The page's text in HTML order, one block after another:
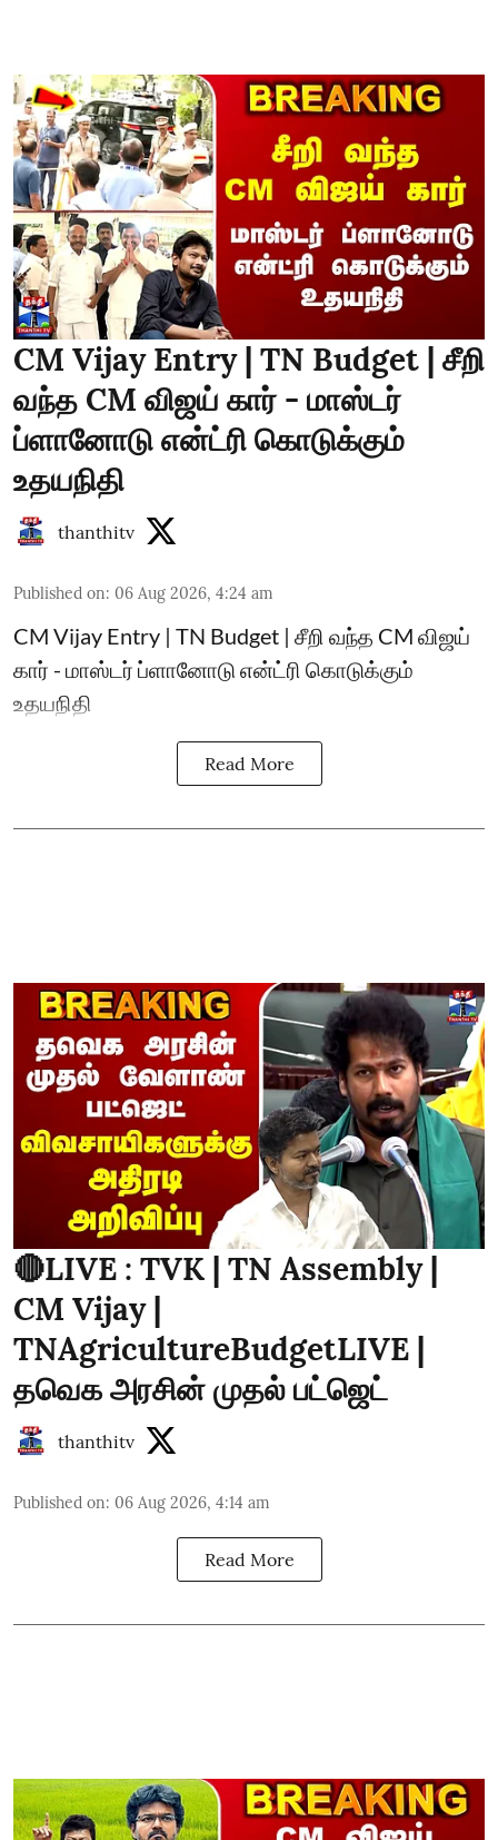
CM Vijay Entry | TN Budget | சீறி
வந்த CM விஜய் கார் - மாஸ்டர்
ப்ளானோடு என்ட்ரி கொடுக்கும்
உதயநிதி
thanthitv
Published on: 06 Aug 2026, 4:24 am
CM Vijay Entry | TN Budget | சீறி வந்த CM விஜய்
கார் - மாஸ்டர் ப்ளானோடு என்ட்ரி கொடுக்கும்
உதயநிதி
Read More
🔴LIVE : TVK | TN Assembly |
CM Vijay |
TNAgricultureBudgetLIVE |
தவெக அரசின் முதல் பட்ஜெட்
thanthitv
Published on: 06 Aug 2026, 4:14 am
Read More